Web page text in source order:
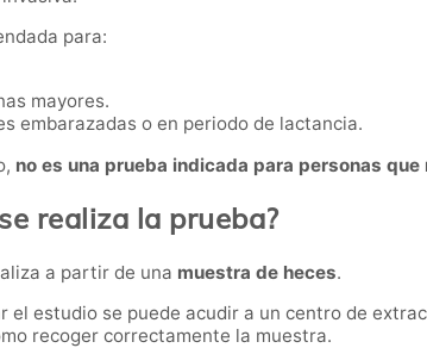
para:
mayores.
embarazadas o en periodo de lactancia.
no es una prueba indicada para personas
realiza la prueba?
a partir de una muestra de heces.
el estudio se puede acudir a un centro de
recoger correctamente la muestra.